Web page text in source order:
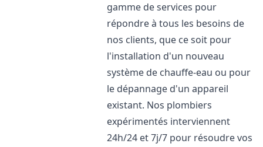
gamme de services pour
répondre à tous les besoins de
nos clients, que ce soit pour
l'installation d'un nouveau
système de chauffe-eau ou pour
le dépannage d'un appareil
existant. Nos plombiers
expérimentés interviennent
24h/24 et 7j/7 pour résoudre vos